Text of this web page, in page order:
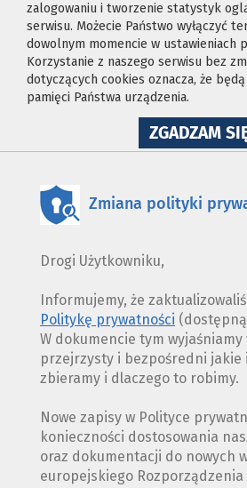
zalogowaniu i tworzenie statystyk
serwisu. Możecie Państwo wyłączyć
dowolnym momencie w ustawieniach
Korzystanie z naszego serwisu bez
dotyczących cookies oznacza, że
pamięci Państwa urządzenia.
ZGADZAM
Zmiana polityki
Drogi Użytkowniku,
Informujemy, że
Politykę prywatności
W dokumencie tym wyjaśniamy
przejrzysty i bezpośredni jakie
zbieramy i dlaczego to robimy.
Nowe zapisy w Polityce
konieczności dostosowania
oraz dokumentacji do nowych
europejskiego Rozporządzenia